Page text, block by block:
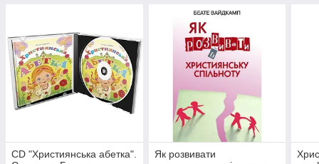
CD "Християнська абетка".
Як розвивати